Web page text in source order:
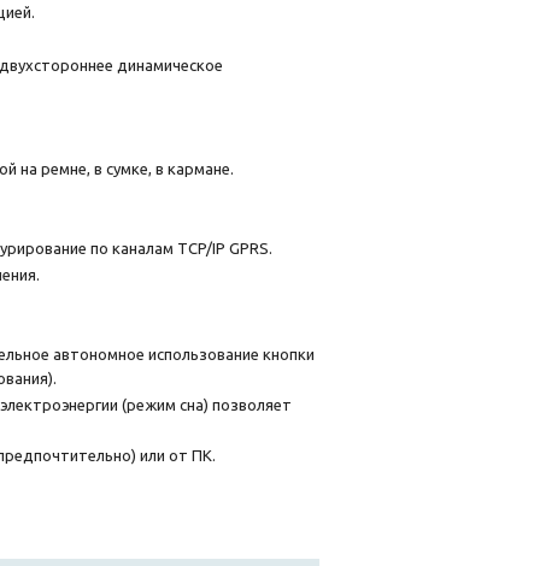
динамическое
на ремне, в сумке, в кармане.
по каналам TCP/IP GPRS.
автономное использование кнопки
(режим сна) позволяет
или от ПК.